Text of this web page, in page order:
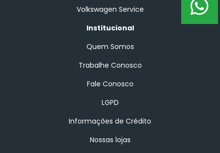
Volkswagen Service
Institucional
Quem Somos
Trabalhe Conosco
Fale Conosco
LGPD
Informações de Crédito
Nossas lojas